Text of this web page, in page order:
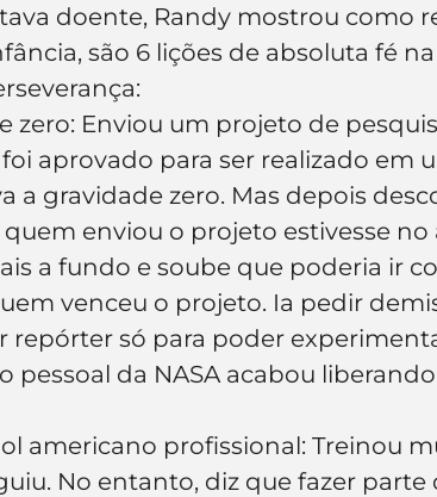
doente, Randy mostrou como
são 6 lições de absoluta fé
zero: Enviou um projeto de
aprovado para ser realizado em
a gravidade zero. Mas depois
enviou o projeto estivesse no
a fundo e soube que poderia ir
venceu o projeto. Ia pedir
repórter só para poder
pessoal da NASA acabou
americano profissional: Treinou
No entanto, diz que fazer